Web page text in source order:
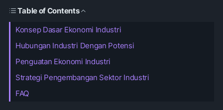
Table of Contents
Konsep Dasar Ekonomi Industri
Hubungan Industri Dengan Potensi
Penguatan Ekonomi Industri
Strategi Pengembangan Sektor Industri
FAQ